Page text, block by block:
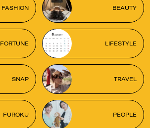
FASHION BEAUTY
FORTUNE LIFESTYLE
SNAP TRAVEL
FUROKU PEOPLE